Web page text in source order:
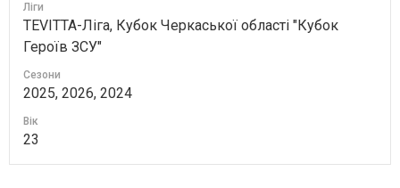
Ліги
TEVITTA-Ліга, Кубок Черкаської області "Кубок
Героїв ЗСУ"
Сезони
2025, 2026, 2024
Вік
23